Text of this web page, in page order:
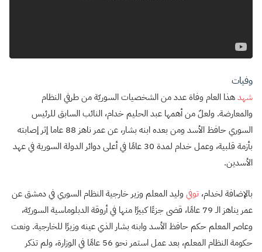
وفيات
شهدهذا العام وفاة عدد من الشخصيات السوريّة من طرفي النظام
والمعارضة. ولعلّ من أهمها عبد الحليم خدام، النائب السابق للرئيس
السوري حافظ الأسد ومن بعده ابنه بشار، عن عمر ناهز 88 عاما إثر إصابته
بأزمة قلبية، وعمل خدام لمدة 30 عامًا في أعلى دوائر الدولة السورية في عهد
الأسدين.
بالإضافة لخدام، توفيوليد المعلم وزير خارجية النظام السوري في دمشق عن
عمر يناهز الـ 79 عامًا، قضى جزءًا كبيرًا منها في أروقة الدبلوماسية السوريّة،
وعاصر المعلم حكم حافظ الأسد وابنه بشار الذي عينه وزيرًا للخارجية. ونعت
حكومة النظام المعلم، بعد عمل استمر نحو 56 عامًا في الوزارة، ولم تذكر